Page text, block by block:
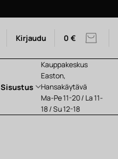
Kirjaudu 0 €
Sisustus
Kauppakeskus
Easton,
Hansakäytävä
Ma-Pe 11-20 / La 11-
18 / Su 12-18